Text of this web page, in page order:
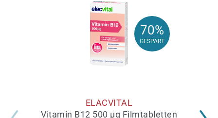
70%
GESPART
70%
GESPART
ELACVITAL
Vitamin B12 500 µg Filmtabletten